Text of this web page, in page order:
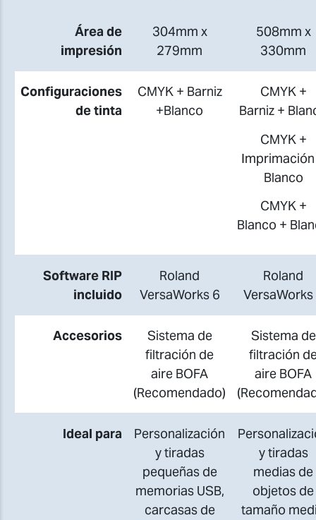
Área de
impresión
304mm x
279mm
508mm x
330mm
Configuraciones
de tinta
CMYK + Barniz
+Blanco
CMYK +
Barniz +
CMYK +
Blanco
CMYK +
Blanco +
Software RIP
incluido
Roland
VersaWorks 6
Roland
VersaWorks
Accesorios
Sistema de
filtración de
aire BOFA
(Recomendado)
Sistema de
filtración
aire BOFA
Ideal para
Personalización
y tiradas
pequeñas de
memorias USB,
carcasas de
y tiradas
medias de
objetos de
tamaño